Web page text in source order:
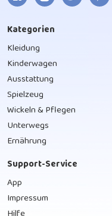
Kategorien
Kleidung
Kinderwagen
Ausstattung
Spielzeug
Wickeln & Pflegen
Unterwegs
Ernährung
Support-Service
App
Impressum